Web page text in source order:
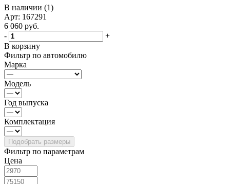
В наличии (1)
Арт: 167291
6 060 руб.
-
+
В корзину
Фильтр по автомобилю
Марка
Модель
Год выпуска
Комплектация
Фильтр по параметрам
Цена